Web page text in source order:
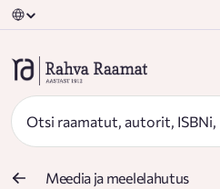
Meedia ja meelelahutus